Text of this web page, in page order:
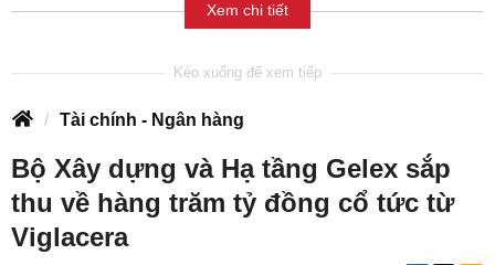
Xem chi tiết
Tài chính - Ngân hàng
Bộ Xây dựng và Hạ tầng Gelex sắp
thu về hàng trăm tỷ đồng cổ tức từ
Viglacera